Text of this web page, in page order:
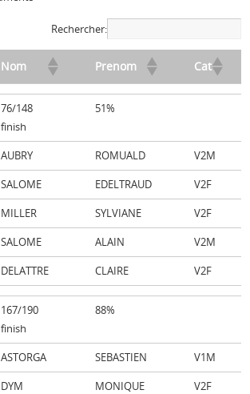
Rechercher:
Nom Prenom Cat
76/148
finish
51%
AUBRY ROMUALD V2M
SALOME EDELTRAUD V2F
MILLER SYLVIANE V2F
SALOME ALAIN V2M
DELATTRE CLAIRE V2F
167/190
finish
88%
ASTORGA SEBASTIEN V1M
DYM MONIQUE V2F